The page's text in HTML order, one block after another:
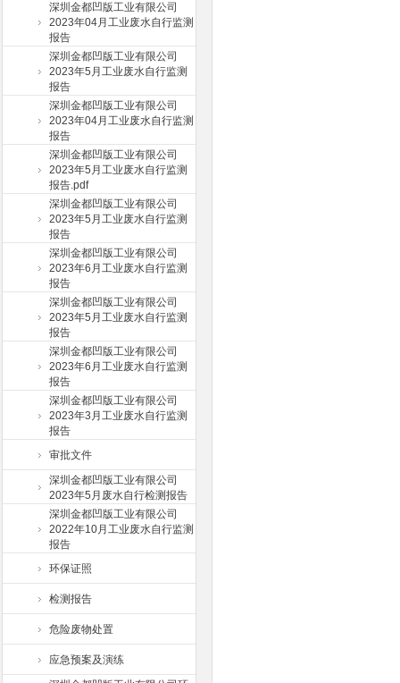
深圳金都凹版工业有限公司
2023年04月工业废水自行监测
报告
深圳金都凹版工业有限公司
2023年5月工业废水自行监测
报告
深圳金都凹版工业有限公司
2023年04月工业废水自行监测
报告
深圳金都凹版工业有限公司
2023年5月工业废水自行监测
报告.pdf
深圳金都凹版工业有限公司
2023年5月工业废水自行监测
报告
深圳金都凹版工业有限公司
2023年6月工业废水自行监测
报告
深圳金都凹版工业有限公司
2023年5月工业废水自行监测
报告
深圳金都凹版工业有限公司
2023年6月工业废水自行监测
报告
深圳金都凹版工业有限公司
2023年3月工业废水自行监测
报告
审批文件
深圳金都凹版工业有限公司
2023年5月废水自行检测报告
深圳金都凹版工业有限公司
2022年10月工业废水自行监测
报告
环保证照
检测报告
危险废物处置
应急预案及演练